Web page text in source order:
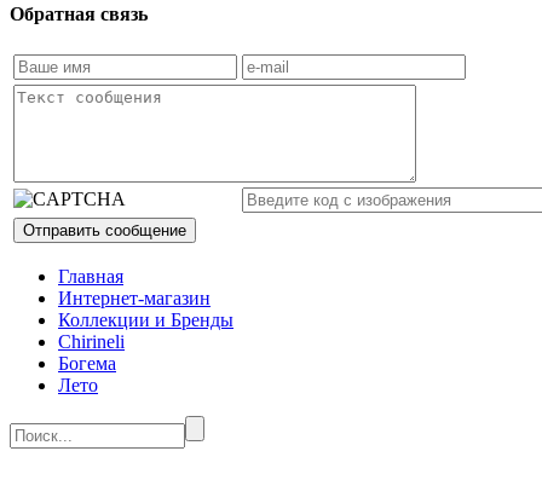
Обратная связь
Главная
Интернет-магазин
Коллекции и Бренды
Chirineli
Богема
Лето